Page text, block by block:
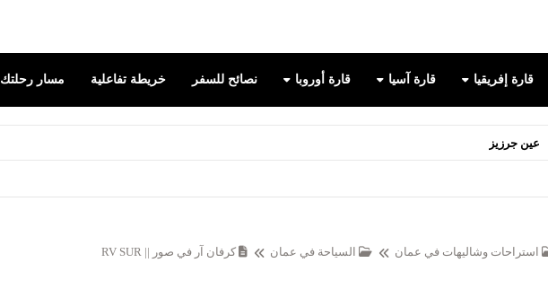
قارة إفريقيا قارة آسيا قارة أوروبا نصائح للسفر خريطة تفاعلية مسار رحلتك
عين جرزيز
استراحات وشاليهات في عمان السياحة في عمان كرفان آر في صور || RV SUR